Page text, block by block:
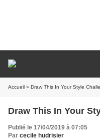
Accueil » Draw This In Your Style
Draw This In Your
Publié le 17/04/2019 à 07:05
Par cecile hudrisier